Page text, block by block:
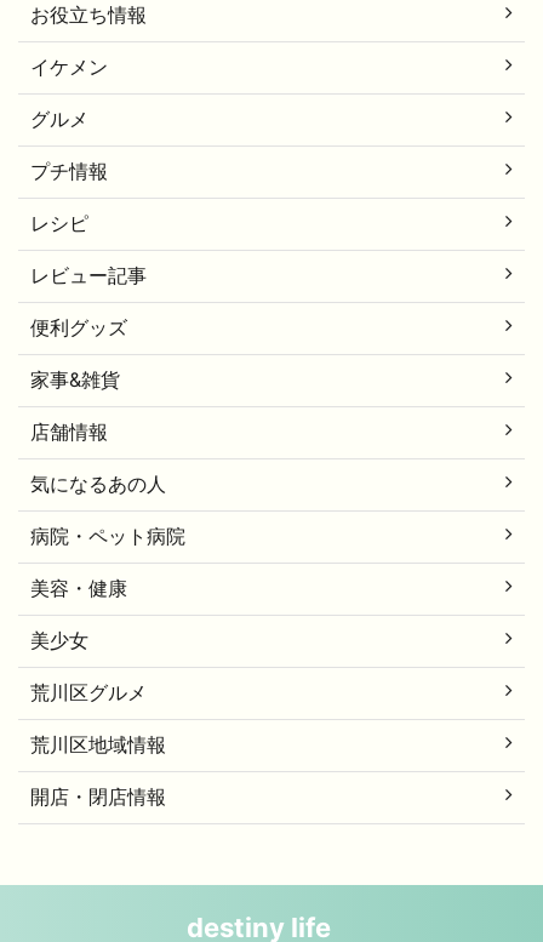
お役立ち情報
イケメン
グルメ
プチ情報
レシピ
レビュー記事
便利グッズ
家事&雑貨
店舗情報
気になるあの人
病院・ペット病院
美容・健康
美少女
荒川区グルメ
荒川区地域情報
開店・閉店情報
destiny life